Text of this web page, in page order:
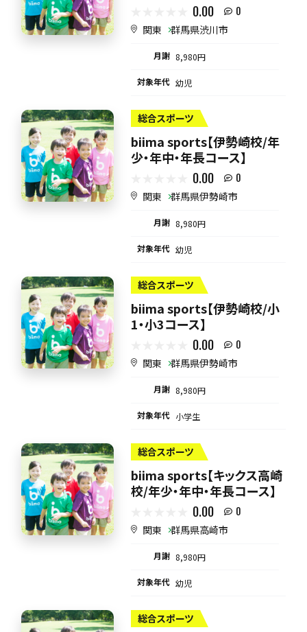
0.00 0
関東 群馬県渋川市
月謝 8,980円
対象年代 幼児
総合スポーツ
biima sports【伊勢崎校/年
少・年中・年長コース】
0.00 0
関東 群馬県伊勢崎市
月謝 8,980円
対象年代 幼児
総合スポーツ
biima sports【伊勢崎校/小
1・小3コース】
0.00 0
関東 群馬県伊勢崎市
月謝 8,980円
対象年代 小学生
総合スポーツ
biima sports【キックス高崎
校/年少・年中・年長コース】
0.00 0
関東 群馬県高崎市
月謝 8,980円
対象年代 幼児
総合スポーツ